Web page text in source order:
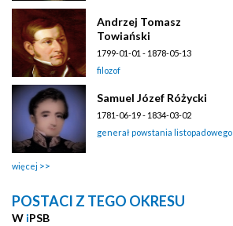
Andrzej Tomasz
Towiański
1799-01-01 - 1878-05-13
filozof
Samuel Józef Różycki
1781-06-19 - 1834-03-02
generał powstania listopadowego
więcej
POSTACI Z TEGO OKRESU
W iPSB